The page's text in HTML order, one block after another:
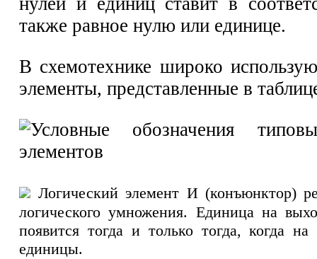
также равное нулю или единице.
В схемотехнике широко
элементы, представленные в
Логический элемент И (конъюнктор)
логического умножения. Единица на
появится тогда и только тогда, когда на
единицы.